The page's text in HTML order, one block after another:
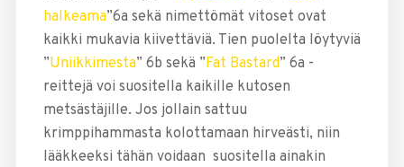
halkeama”6a sekä nimettömät vitoset ovat
kaikki mukavia kiivettäviä. Tien puolelta löytyviä
”Uniikkimesta” 6b sekä ”Fat Bastard” 6a -
reittejä voi suositella kaikille kutosen
metsästäjille. Jos jollain sattuu
krimppihammasta kolottamaan hirveästi, niin
lääkkeeksi tähän voidaan suositella ainakin